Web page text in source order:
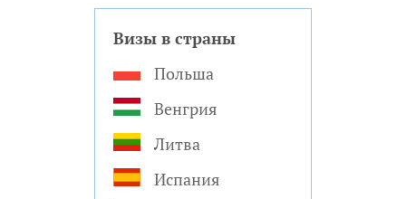
Визы в страны
Польша
Венгрия
Литва
Испания